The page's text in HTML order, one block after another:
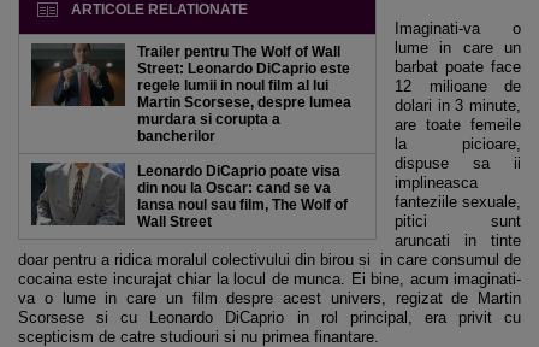
ARTICOLE RELATIONATE
Trailer pentru The Wolf of Wall
Street: Leonardo DiCaprio este
regele lumii in noul film al lui
Martin Scorsese, despre lumea
murdara si corupta a
bancherilor
Leonardo DiCaprio poate visa
din nou la Oscar: cand se va
lansa noul sau film, The Wolf of
Wall Street
Imaginati-va o
lume in care un
barbat poate face
12 milioane de
dolari in 3 minute,
are toate femeile
la picioare,
dispuse sa ii
implineasca
fanteziile sexuale,
pitici sunt
aruncati in tinte
doar pentru a ridica moralul colectivului din birou si in care consumul de
cocaina este incurajat chiar la locul de munca. Ei bine, acum imaginati-
va o lume in care un film despre acest univers, regizat de Martin
Scorsese si cu Leonardo DiCaprio in rol principal, era privit cu
scepticism de catre studiouri si nu primea finantare.